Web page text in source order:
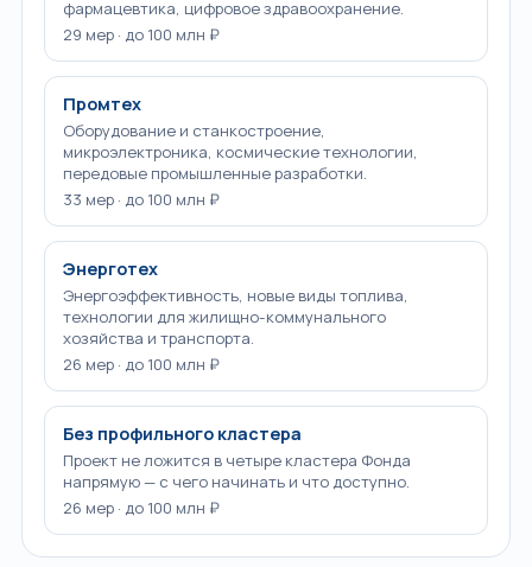
фармацевтика, цифровое здравоохранение.
29 мер · до 100 млн ₽
Промтех
Оборудование и станкостроение,
микроэлектроника, космические технологии,
передовые промышленные разработки.
33 мер · до 100 млн ₽
Энерготех
Энергоэффективность, новые виды топлива,
технологии для жилищно-коммунального
хозяйства и транспорта.
26 мер · до 100 млн ₽
Без профильного кластера
Проект не ложится в четыре кластера Фонда
напрямую — с чего начинать и что доступно.
26 мер · до 100 млн ₽